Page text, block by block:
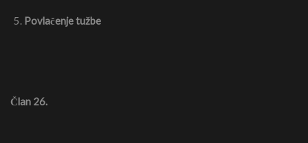
Povlačenje tužbe
Član 26.